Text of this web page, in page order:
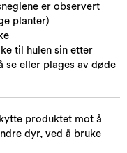
er observert
planter)
til hulen sin etter
se eller plages av døde
produktet mot å
dyr, ved å bruke